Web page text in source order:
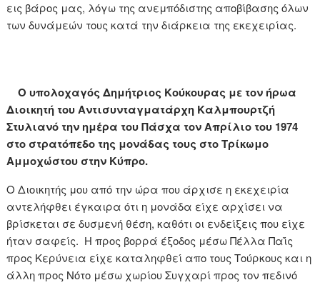
εις βάρος μας, λόγω της ανεμπόδιστης αποβίβασης όλων
των δυνάμεών τους κατά την διάρκεια της εκεχειρίας.
Ο υπολοχαγός Δημήτριος Κούκουρας με τον ήρωα
Διοικητή του Αντισυνταγματάρχη Καλμπουρτζή
Στυλιανό την ημέρα του Πάσχα τον Απρίλιο του 1974
στο στρατόπεδο της μονάδας τους στο Τρίκωμο
Αμμοχώστου στην Κύπρο.
Ο Διοικητής μου από την ώρα που άρχισε η εκεχειρία
αντελήφθει έγκαιρα ότι η μονάδα είχε αρχίσει να
βρίσκεται σε δυσμενή θέση, καθότι οι ενδείξεις που είχε
ήταν σαφείς. Η προς βορρά έξοδος μέσω Πέλλα Παΐς
προς Κερύνεια είχε καταληφθεί απο τους Τούρκους και η
άλλη προς Νότο μέσω χωρίου Συγχαρί προς τον πεδινό